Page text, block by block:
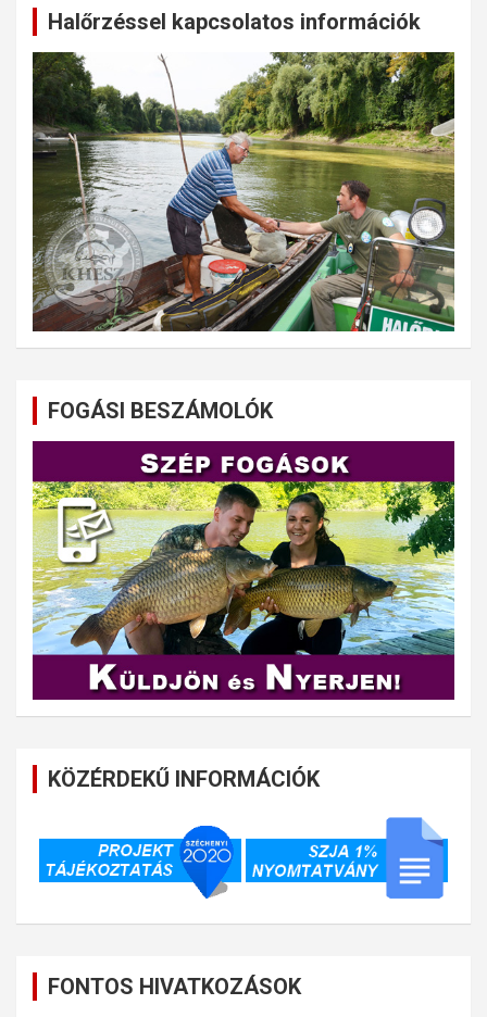
Halőrzéssel kapcsolatos információk
FOGÁSI BESZÁMOLÓK
KÖZÉRDEKŰ INFORMÁCIÓK
FONTOS HIVATKOZÁSOK